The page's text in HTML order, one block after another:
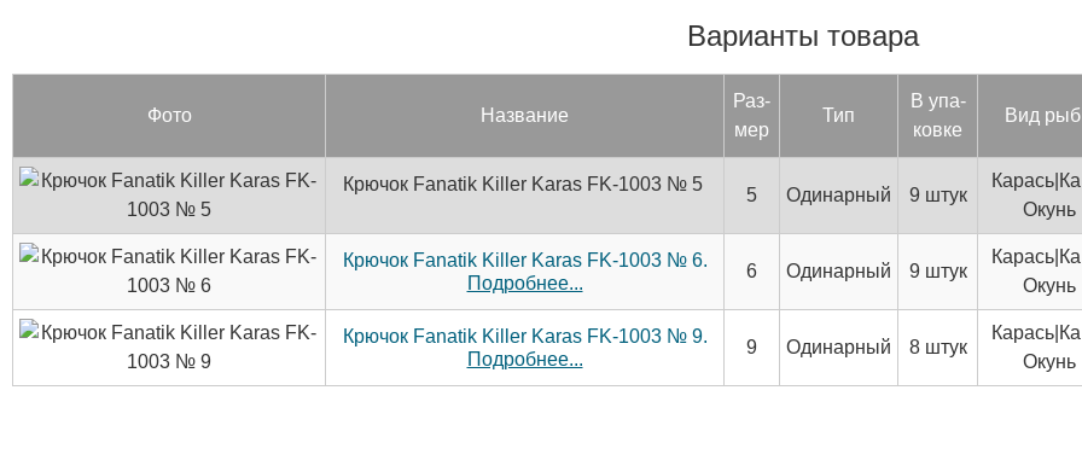
Варианты товара
Фото Название
Раз­
мер
Тип
В упа­
ков­ке
Вид
Крючок Fanatik Killer Karas FK-1003 № 5
5 Одинарный 9 штук
Окунь
Крючок Fanatik Killer Karas FK-1003 № 6.
Подробнее...
6 Одинарный 9 штук
Окунь
Крючок Fanatik Killer Karas FK-1003 № 9.
Подробнее...
9 Одинарный 8 штук
Окунь